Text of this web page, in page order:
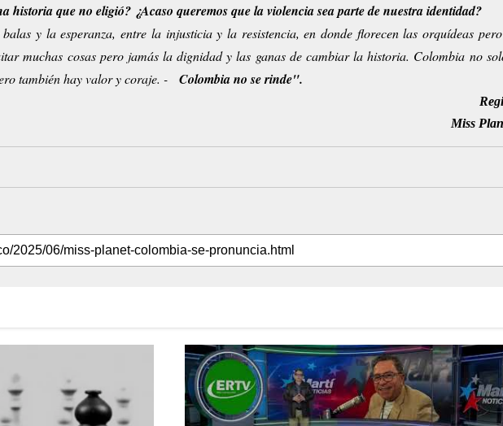
historia que no eligió? ¿Acaso queremos que la violencia sea parte de nuestra identidad?
y la esperanza, entre la injusticia y la resistencia, en donde florecen las orquídeas
muchas cosas pero jamás la dignidad y las ganas de cambiar la historia. Colombia no
también hay valor y coraje. - Colombia no se rinde".
Miss